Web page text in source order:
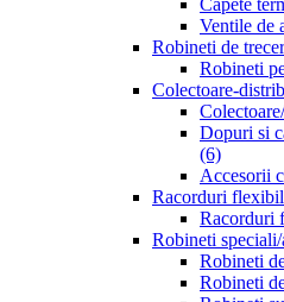
Capete
Ventile de
Robineti de
Robineti
Colectoare-
Dopuri si
(6)
Accesorii
Racorduri
Racorduri
Robineti speciali/
Robineti
Robineti